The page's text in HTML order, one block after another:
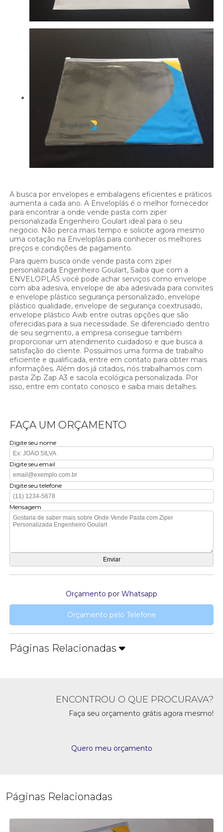
A busca por envelopes e embalagens eficientes e práticos
aumenta a cada ano. A Enveloplás é o melhor fornecedor
para encontrar a onde vende pasta com ziper
personalizada Engenheiro Goulart ideal para o seu
negócio. Não perca mais tempo e solicite agora mesmo
uma cotação na Enveloplás para conhecer os melhores
preços e condições de pagamento.
Para quem busca onde vende pasta com ziper
personalizada Engenheiro Goulart, Saiba que com a
ENVELOPLÁS você pode achar serviços como envelope
com aba adesiva, envelope de aba adesivada para convites
e envelope plástico segurança personalizado, envelope
plástico qualidade, envelope de segurança coextrusado,
envelope plástico Awb entre outras opções que são
oferecidas para a sua necessidade. Se diferenciado dentro
de seu segmento, a empresa consegue também
proporcionar um atendimento cuidadoso e que busca a
satisfação do cliente. Possuímos uma forma de trabalho
eficiente e qualificada, entre em contato para obter mais
informações. Além dos já citados, nós trabalhamos com
pasta Zip Zap A3 e sacola ecológica personalizada. Por
isso, entre em contato conosco e saiba mais detalhes.
FAÇA UM ORÇAMENTO
Digite seu nome
Digite seu email
Digite seu telefone
Mensagem
Orçamento por Whatsapp
Orçamento pelo Telefone
Páginas Relacionadas
ENCONTROU O QUE PROCURAVA?
Faça seu orçamento grátis agora mesmo!
Quero meu orçamento
Páginas Relacionadas